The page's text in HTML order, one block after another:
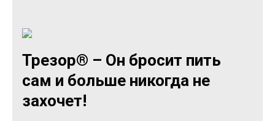
Трезор® – Он бросит пить
сам и больше никогда не
захочет!